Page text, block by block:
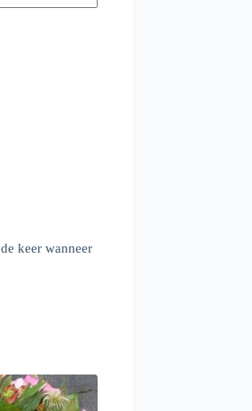
keer wanneer